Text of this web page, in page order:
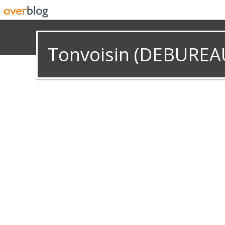
Tonvoisin